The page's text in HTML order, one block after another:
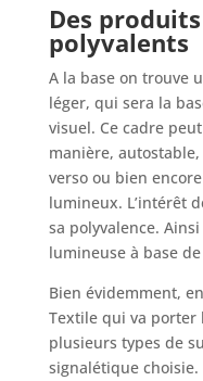
Des
polyvalents
A la base on trouve
léger, qui sera la
visuel. Ce cadre
manière,
verso ou bien
lumineux. L’intérêt
sa polyvalence.
lumineuse à base
Bien évidemment,
Textile qui va porter
plusieurs types de
signalétique